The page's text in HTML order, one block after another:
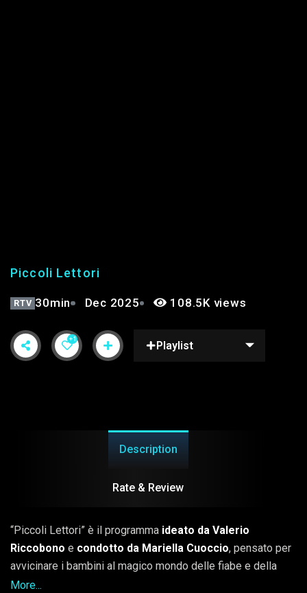
Piccoli Lettori
RTV 30min Dec 2025 108.5K views
+1
Playlist
Description
Rate & Review
“Piccoli Lettori” è il programma ideato da Valerio
Riccobono e condotto da Mariella Cuoccio, pensato per
avvicinare i bambini al magico mondo delle fiabe e della
lettura. Ogni puntata è un viaggio incantato tra storie
More...